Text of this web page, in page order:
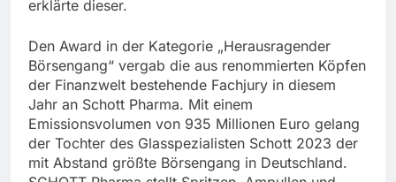
erklärte dieser.
Den Award in der Kategorie „Herausragender
Börsengang“ vergab die aus renommierten Köpfen
der Finanzwelt bestehende Fachjury in diesem
Jahr an Schott Pharma. Mit einem
Emissionsvolumen von 935 Millionen Euro gelang
der Tochter des Glasspezialisten Schott 2023 der
mit Abstand größte Börsengang in Deutschland.